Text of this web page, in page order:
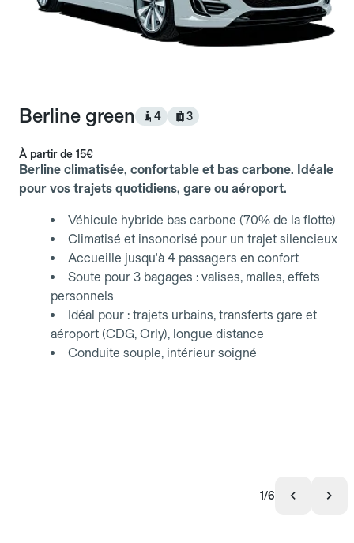
Berline green 4 3
À partir de 15€
Berline climatisée, confortable et bas carbone. Idéale
pour vos trajets quotidiens, gare ou aéroport.
Véhicule hybride bas carbone (70% de la flotte)
Climatisé et insonorisé pour un trajet silencieux
Accueille jusqu'à 4 passagers en confort
Soute pour 3 bagages : valises, malles, effets
personnels
Idéal pour : trajets urbains, transferts gare et
aéroport (CDG, Orly), longue distance
Conduite souple, intérieur soigné
1/6